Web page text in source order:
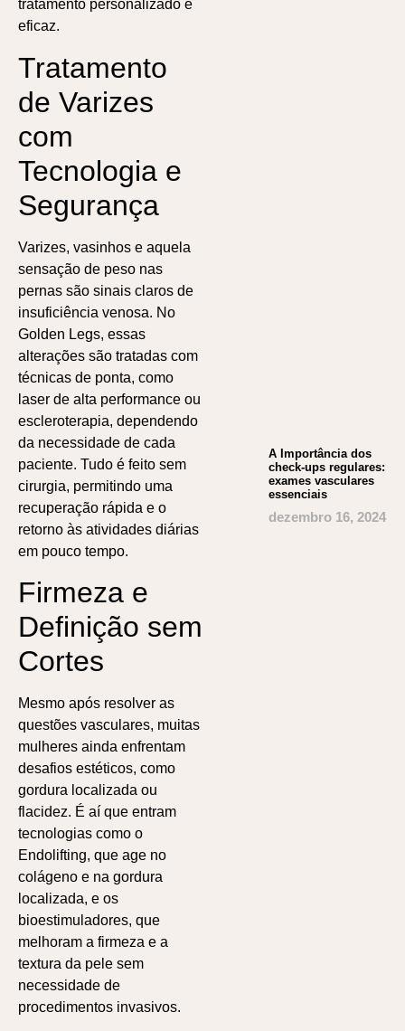
tratamento personalizado e
eficaz.
Tratamento
de Varizes
com
Tecnologia e
Segurança
Varizes, vasinhos e aquela
sensação de peso nas
pernas são sinais claros de
insuficiência venosa. No
Golden Legs, essas
alterações são tratadas com
técnicas de ponta, como
laser de alta performance ou
escleroterapia, dependendo
da necessidade de cada
paciente. Tudo é feito sem
cirurgia, permitindo uma
recuperação rápida e o
retorno às atividades diárias
em pouco tempo.
Firmeza e
Definição sem
Cortes
Mesmo após resolver as
questões vasculares, muitas
mulheres ainda enfrentam
desafios estéticos, como
gordura localizada ou
flacidez. É aí que entram
tecnologias como o
Endolifting, que age no
colágeno e na gordura
localizada, e os
bioestimuladores, que
melhoram a firmeza e a
textura da pele sem
necessidade de
procedimentos invasivos.
A Importância dos
check-ups regulares:
exames vasculares
essenciais
dezembro 16, 2024